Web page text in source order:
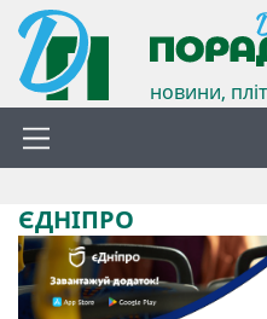
новини,
ЄДНІПРО